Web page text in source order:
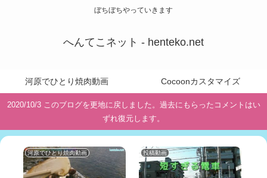
ぼちぼちやっていきます
へんてこネット - henteko.net
河原でひとり焼肉動画 Cocoonカスタマイズ
2020/10/3 このブログを更地に戻しました。過去にもらったコメントはい
ずれ復元します。
河原でひとり焼肉動画 投稿動画